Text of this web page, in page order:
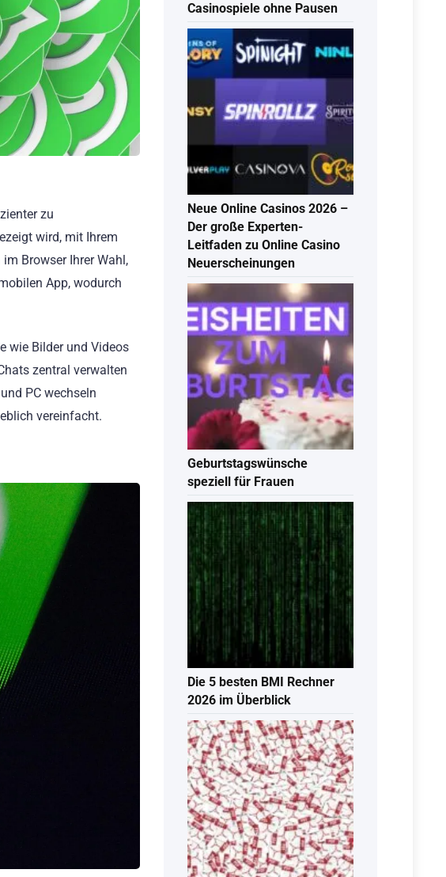
zu
wird, mit Ihrem
Browser Ihrer Wahl,
App, wodurch
wie Bilder und Videos
zentral verwalten
PC wechseln
vereinfacht.
Casinospiele ohne Pausen
Neue Online Casinos 2026 –
Der große Experten-
Leitfaden zu Online Casino
Neuerscheinungen
Geburtstagswünsche
speziell für Frauen
Die 5 besten BMI Rechner
2026 im Überblick